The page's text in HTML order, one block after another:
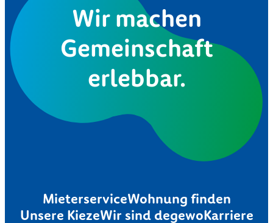
Wir machen
Gemeinschaft
erlebbar.
MieterserviceWohnung finden
Unsere KiezeWir sind degewoKarriere